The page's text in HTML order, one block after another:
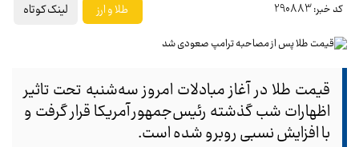
کد خبر: 290883 طلا و ارز لینک کوتاه
قیمت طلا در آغاز مبادلات امروز سه‌شنبه تحت تاثیر
اظهارات شب گذشته رئیس‌جمهور آمریکا قرار گرفت و
با افزایش نسبی روبرو شده است.